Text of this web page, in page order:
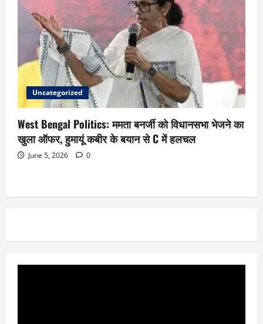
Uncategorized
West Bengal Politics: ममता बनर्जी को विधानसभा भेजने का
खुला ऑफर, हुमायूं कबीर के बयान से C में हलचल
June 5, 2026 0